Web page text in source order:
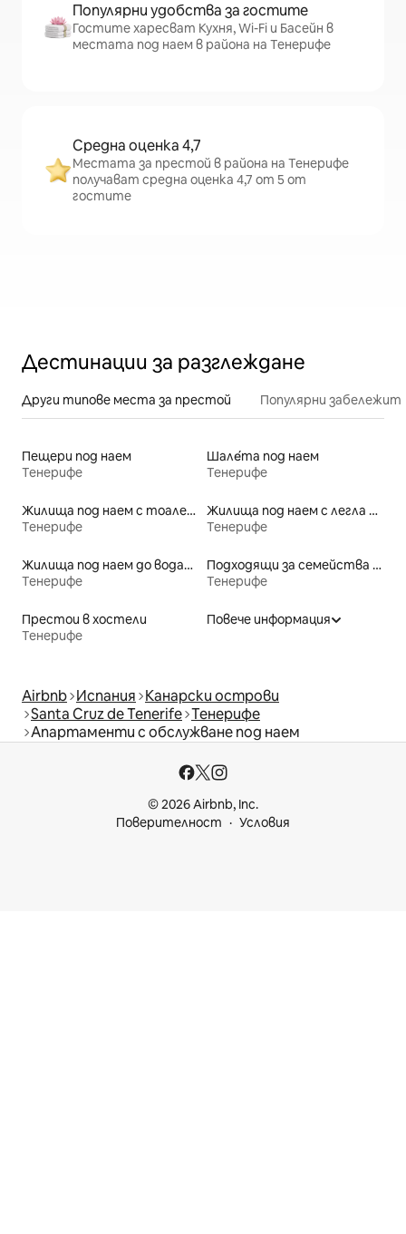
Популярни удобства за гостите
Гостите харесват Кухня, Wi-Fi и Басейн в
местата под наем в района на Тенерифе
Средна оценка 4,7
Местата за престой в района на Тенерифе
получават средна оценка 4,7 от 5 от
гостите
Дестинации за разглеждане
Други типове места за престой Популярни
Пещери под наем
Тенерифе
Шале́та под наем
Тенерифе
Жилища под наем с тоалетни с достъпна височина
Тенерифе
Жилища под наем с легла с достъпна височина
Тенерифе
Жилища под наем до водата
Тенерифе
Подходящи за семейства места под наем
Тенерифе
Престои в хостели
Тенерифе
Повече информация
Airbnb Испания Канарски острови
Santa Cruz de Tenerife Тенерифе
Апартаменти с обслужване под наем
© 2026 Airbnb, Inc.
Поверителност
Условия